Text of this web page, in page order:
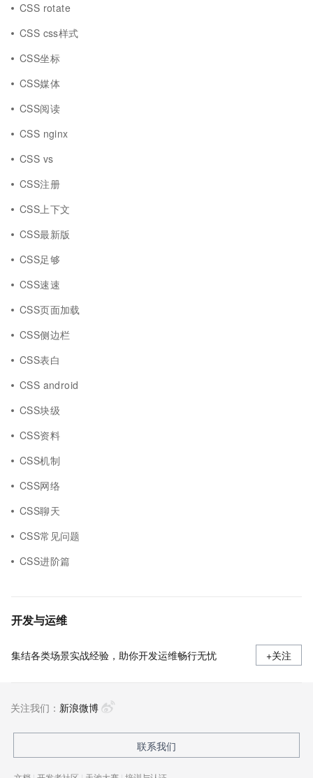
CSS rotate
CSS css样式
CSS坐标
CSS媒体
CSS阅读
CSS nginx
CSS vs
CSS注册
CSS上下文
CSS最新版
CSS足够
CSS速速
CSS页面加载
CSS侧边栏
CSS表白
CSS android
CSS块级
CSS资料
CSS机制
CSS网络
CSS聊天
CSS常见问题
CSS进阶篇
开发与运维
集结各类场景实战经验，助你开发运维畅行无忧 +关注
关注我们： 新浪微博
联系我们